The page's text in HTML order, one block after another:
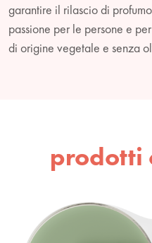
garantire il rilascio di
passione per le persone e
di origine vegetale e senza
prodotti